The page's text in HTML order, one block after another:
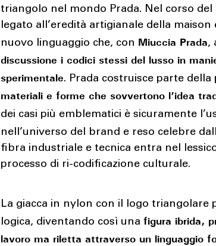
triangolo nel mondo Prada. Nel corso
legato all’eredità artigianale della
nuovo linguaggio che, con Miuccia Prada,
discussione i codici stessi del lusso in
sperimentale. Prada costruisce parte
materiali e forme che sovvertono l’idea
dei casi più emblematici è sicuramente
nell’universo del brand e reso celebre
fibra industriale e tecnica entra nel
processo di ri-codificazione culturale.
La giacca in nylon con il logo triangolare
logica, diventando così unafigura ibrida,
lavoro ma riletta attraverso un linguaggio